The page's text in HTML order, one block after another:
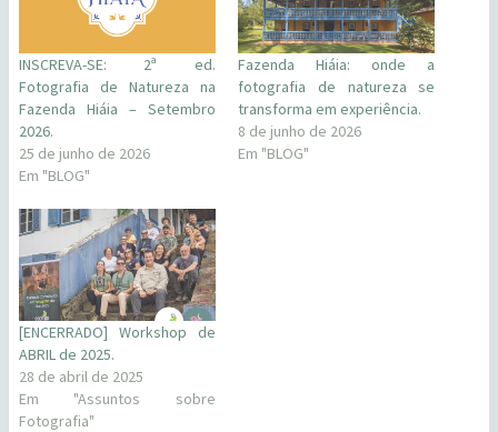
INSCREVA-SE: 2ª ed.
Fotografia de Natureza na
Fazenda Hiáia – Setembro
2026.
25 de junho de 2026
Em "BLOG"
Fazenda Hiáia: onde a
fotografia de natureza se
transforma em experiência.
8 de junho de 2026
Em "BLOG"
[ENCERRADO] Workshop de
ABRIL de 2025.
28 de abril de 2025
Em "Assuntos sobre
Fotografia"